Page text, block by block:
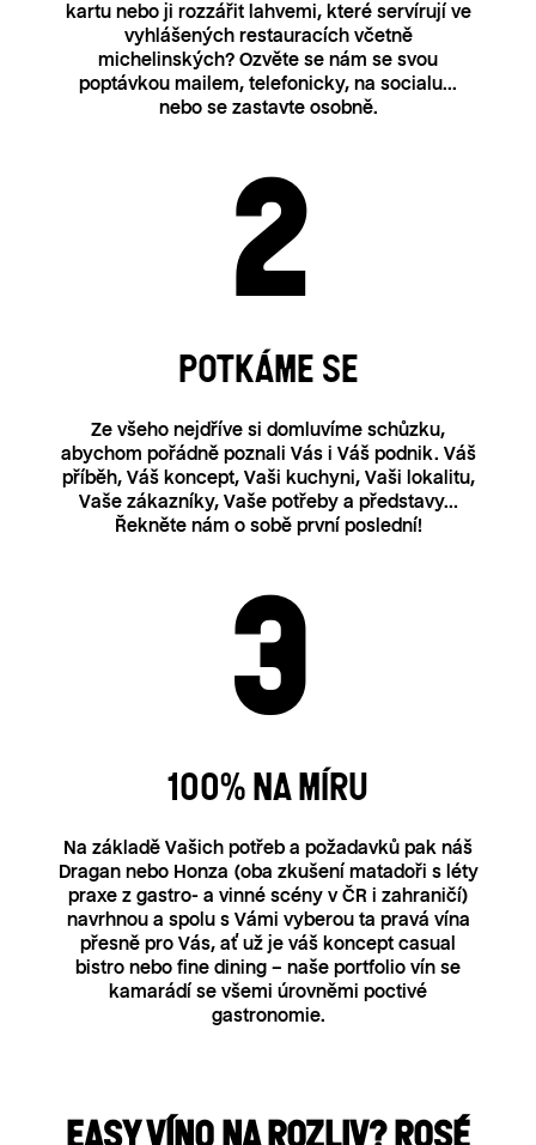
kartu nebo ji rozzářit lahvemi, které servírují ve
vyhlášených restauracích včetně
michelinských? Ozvěte se nám se svou
poptávkou mailem, telefonicky, na socialu...
nebo se zastavte osobně.
POTKÁME SE
Ze všeho nejdříve si domluvíme schůzku,
abychom pořádně poznali Vás i Váš podnik. Váš
příběh, Váš koncept, Vaši kuchyni, Vaši lokalitu,
Vaše zákazníky, Vaše potřeby a představy…
Řekněte nám o sobě první poslední!
100% NA MÍRU
Na základě Vašich potřeb a požadavků pak náš
Dragan nebo Honza (oba zkušení matadoři s léty
praxe z gastro- a vinné scény v ČR i zahraničí)
navrhnou a spolu s Vámi vyberou ta pravá vína
přesně pro Vás, ať už je váš koncept casual
bistro nebo fine dining – naše portfolio vín se
kamarádí se všemi úrovněmi poctivé
gastronomie.
EASY VÍNO NA ROZLIV? ROSÉ